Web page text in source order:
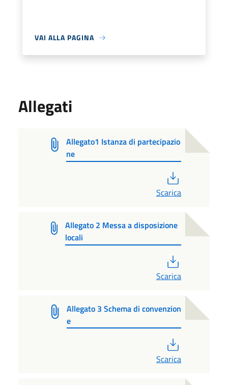
VAI ALLA PAGINA
Allegati
Allegato1 Istanza di partecipazio
ne
Scarica
Allegato 2 Messa a disposizione
locali
Scarica
Allegato 3 Schema di convenzion
e
Scarica